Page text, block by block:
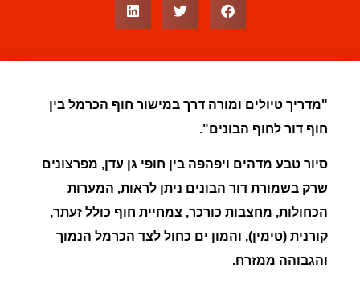
"מדריך טיולים ומורה דרך במישור חוף הכרמל בין
חוף דור לחוף הבונים".
סיור טבע מדהים ויפהפה בין חופי גן עדן, מפרצונים
שרק בשמורת דור הבונים ניתן לראות, המערות
הכחולות, מחצבות כורכר, צמחיית חוף כולל זעתר,
קורנית (טימין), והמון ים כחול לצד הכרמל הנמוך
והגבוהה ממזרח.